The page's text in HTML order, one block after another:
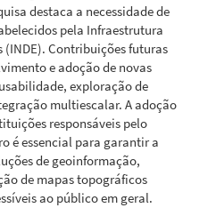
destaca a necessidade de
pela Infraestrutura
(INDE). Contribuições futuras
e adoção de novas
exploração de
multiescalar. A adoção
responsáveis pelo
é essencial para garantir a
de geoinformação,
de mapas topográficos
ao público em geral.